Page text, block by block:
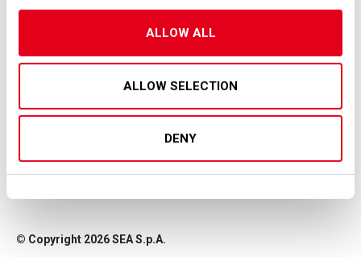
ALLOW ALL
ALLOW SELECTION
DENY
© Copyright 2026 SEA S.p.A.